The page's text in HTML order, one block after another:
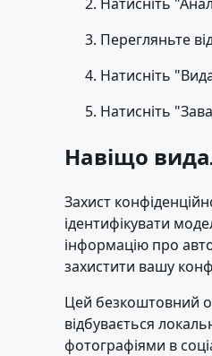
Перегляньте
Натисніть
Натисніть
Навіщо
Захист
ідентифікувати
інформацію про
захистити вашу
Цей безкоштовний
відбувається
фотографіями в